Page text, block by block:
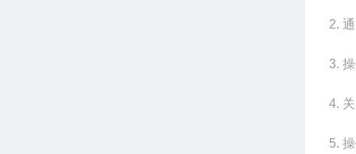
2.
3.
4.
5.